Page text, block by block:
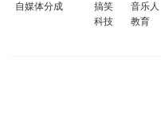
自媒体分成
搞笑
音乐人
科技
教育